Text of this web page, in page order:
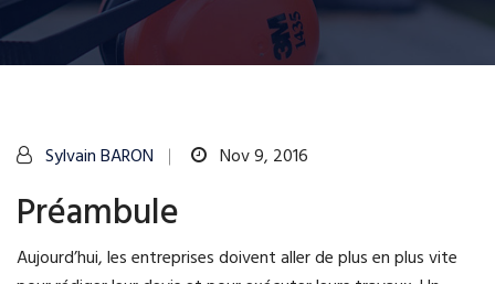
Sylvain BARON Nov 9, 2016
Préambule
Aujourd’hui, les entreprises doivent aller de plus en plus vite